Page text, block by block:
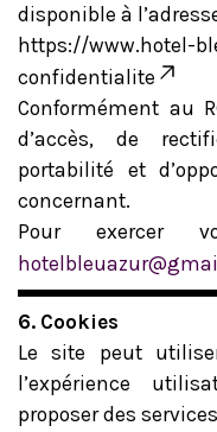
disponible à
https://www.hotel-
confidentialite
Conformément au
d’accès, de
portabilité et
concernant.
Pour exercer
6. Cookies
Le site peut
l’expérience
proposer des